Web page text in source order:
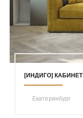
[ИНДИГО] КАБИНЕТ
Екатеринбург